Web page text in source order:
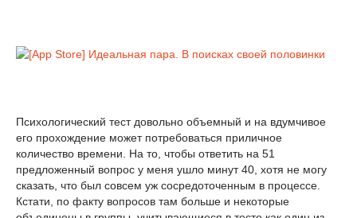
Психологический тест довольно объемный и на вдумчивое
его прохождение может потребоваться приличное
количество времени. На то, чтобы ответить на 51
предложенный вопрос у меня ушло минут 40, хотя не могу
сказать, что был совсем уж сосредоточенным в процессе.
Кстати, по факту вопросов там больше и некоторые